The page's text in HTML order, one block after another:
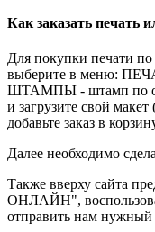
Как заказать печать
Для покупки печати
выберите в меню:
ШТАМПЫ - штамп по
и загрузите свой
добавьте заказ в
Далее необходимо
Также вверху сайта
ОНЛАЙН",
отправить нам нужный